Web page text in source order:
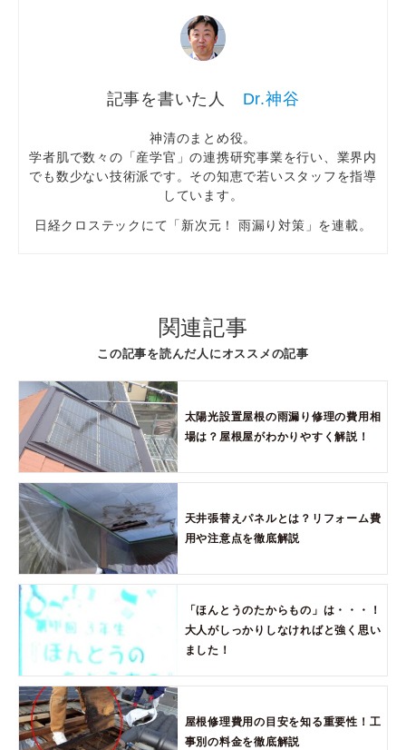
Dr.神谷
神清のまとめ役。
学者肌で数々の「産学官」の連携研究事業を行い、業界内
でも数少ない技術派です。その知恵で若いスタッフを指導
しています。
日経クロステックにて「新次元！ 雨漏り対策」を連載。
関連記事
この記事を読んだ人にオススメの記事
太陽光設置屋根の雨漏り修理の費用相
場は？屋根屋がわかりやすく解説！
天井張替えパネルとは？リフォーム費
用や注意点を徹底解説
「ほんとうのたからもの」は・・・！
大人がしっかりしなければと強く思い
ました！
屋根修理費用の目安を知る重要性！工
事別の料金を徹底解説